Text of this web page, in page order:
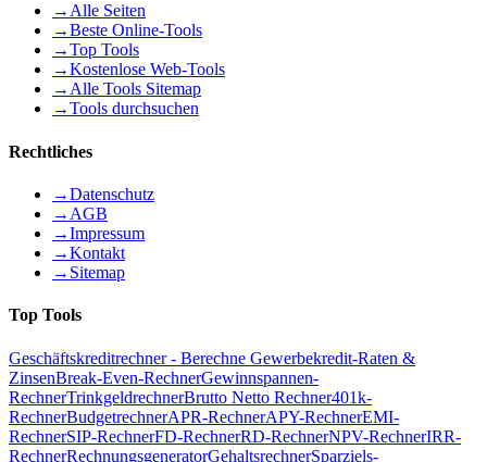
→Alle Seiten
→Beste Online-Tools
→Top Tools
→Kostenlose Web-Tools
→Alle Tools Sitemap
→Tools durchsuchen
Rechtliches
→Datenschutz
→ AGB
→Impressum
→Kontakt
→ Sitemap
Top Tools
Geschäftskreditrechner - Berechne Gewerbekredit-Raten &
ZinsenBreak-Even-RechnerGewinnspannen-
RechnerTrinkgeldrechnerBrutto Netto Rechner401k-
RechnerBudgetrechnerAPR-RechnerAPY-RechnerEMI-
RechnerSIP-RechnerFD-RechnerRD-RechnerNPV-RechnerIRR-
RechnerRechnungsgeneratorGehaltsrechnerSparziels-